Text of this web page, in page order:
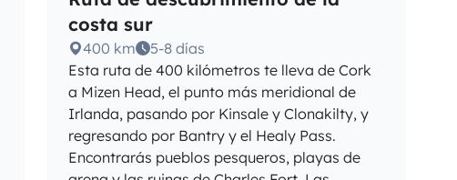
costa sur
400 km
5-8 días
Esta ruta de 400 kilómetros te lleva de Cork
a Mizen Head, el punto más meridional de
Irlanda, pasando por Kinsale y Clonakilty, y
regresando por Bantry y el Healy Pass.
Encontrarás pueblos pesqueros, playas de